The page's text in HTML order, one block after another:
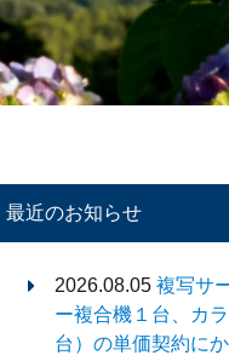
最近のお知らせ
2026.08.05 複写サ
ー複合機１台、カ
台）の単価契約に